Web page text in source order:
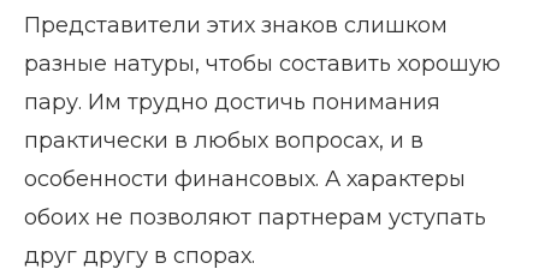
Представители этих знаков слишком
разные натуры, чтобы составить хорошую
пару. Им трудно достичь понимания
практически в любых вопросах, и в
особенности финансовых. А характеры
обоих не позволяют партнерам уступать
друг другу в спорах.